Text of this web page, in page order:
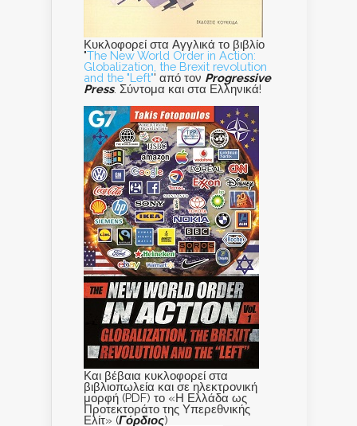
Κυκλοφορεί στα Αγγλικά το βιβλίο
"The New World Order in Action:
Globalization, the Brexit revolution
and the "Left"' από τον Progressive
Press. Σύντομα και στα Ελληνικά!
Και βέβαια κυκλοφορεί στα
βιβλιοπωλεία και σε ηλεκτρονική
μορφή (PDF) το «Η Ελλάδα ως
Προτεκτοράτο της Υπερεθνικής
Ελίτ» (Γόρδιος)